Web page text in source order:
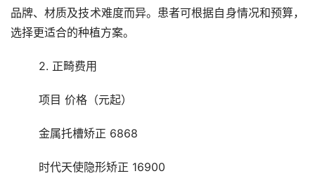
品牌、材质及技术难度而异。患者可根据自身情况和预算，
选择更适合的种植方案。
	2. 正畸费用
	项目 价格（元起）
	金属托槽矫正 6868
	时代天使隐形矫正 16900